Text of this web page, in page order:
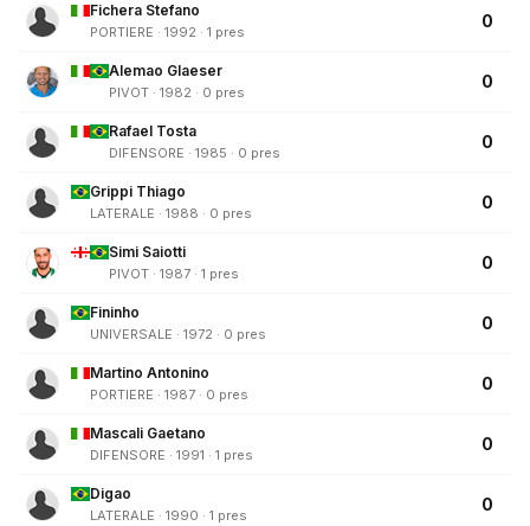
Fichera Stefano
PORTIERE · 1992 · 1 pres
0
Alemao Glaeser
PIVOT · 1982 · 0 pres
0
Rafael Tosta
DIFENSORE · 1985 · 0 pres
0
Grippi Thiago
LATERALE · 1988 · 0 pres
0
Simi Saiotti
PIVOT · 1987 · 1 pres
0
Fininho
UNIVERSALE · 1972 · 0 pres
0
Martino Antonino
PORTIERE · 1987 · 0 pres
0
Mascali Gaetano
DIFENSORE · 1991 · 1 pres
0
Digao
LATERALE · 1990 · 1 pres
0